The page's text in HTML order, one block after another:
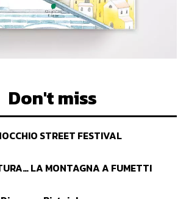
Don't miss
STREET FESTIVAL
LA MONTAGNA A FUMETTI